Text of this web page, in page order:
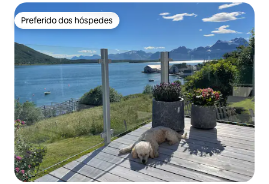
Preferido dos hóspedes
Preferido dos hóspedes